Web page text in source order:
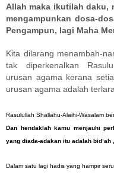
Allah maka ikutilah daku,
mengampunkan dosa-
Pengampun, lagi Maha
Kita dilarang menambah-
tak diperkenalkan
urusan agama kerana
urusan agama adalah
Rasulullah Shallahu-Alaihi-Wasalam
Dan hendaklah kamu menjauhi
yang diada-adakan itu adalah
Dalam satu lagi hadis yang hampir